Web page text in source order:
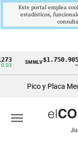
Cintillo
económicos
Colombia
SMMLV$1.750.905
Pico y Placa
menu
Este portal emplea
estadísticos,